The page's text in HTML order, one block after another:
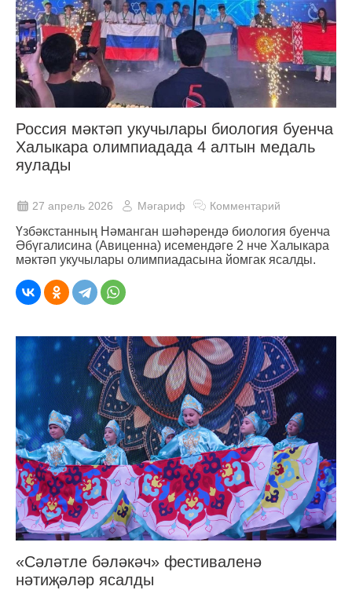
Россия мәктәп укучылары биология буенча
Халыкара олимпиадада 4 алтын медаль
яулады
27 апрель 2026 Мәгариф Комментарий
Үзбәкстанның Нәманган шәһәрендә биология буенча
Әбүгалисина (Авиценна) исемендәге 2 нче Халыкара
мәктәп укучылары олимпиадасына йомгак ясалды.
«Сәләтле бәләкәч» фестиваленә
нәтиҗәләр ясалды